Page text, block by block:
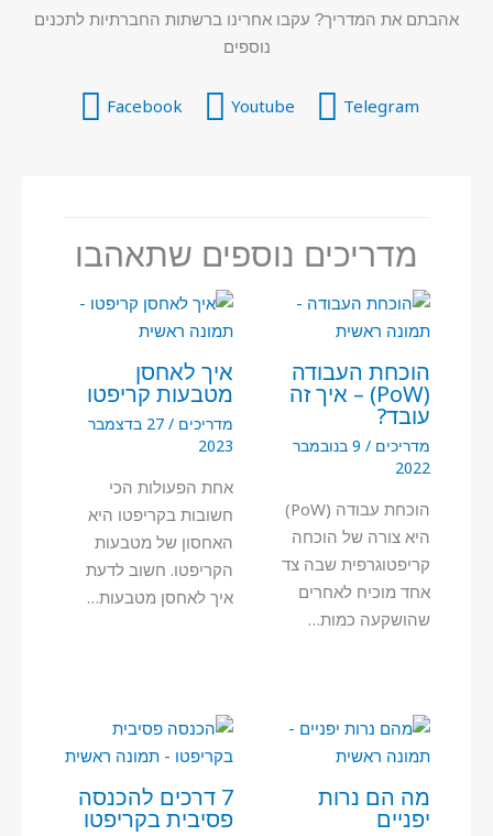
אהבתם את המדריך? עקבו אחרינו ברשתות החברתיות לתכנים
נוספים
Telegram
Youtube
Facebook
מדריכים נוספים שתאהבו
הוכחת העבודה
(PoW) – איך זה
עובד?
מדריכים /
9 בנובמבר
2022
הוכחת עבודה (PoW)
היא צורה של הוכחה
קריפטוגרפית שבה צד
אחד מוכיח לאחרים
שהושקעה כמות…
איך לאחסן
מטבעות קריפטו
מדריכים /
27 בדצמבר
2023
אחת הפעולות הכי
חשובות בקריפטו היא
האחסון של מטבעות
הקריפטו. חשוב לדעת
איך לאחסן מטבעות…
מה הם נרות
יפניים
7 דרכים להכנסה
פסיבית בקריפטו